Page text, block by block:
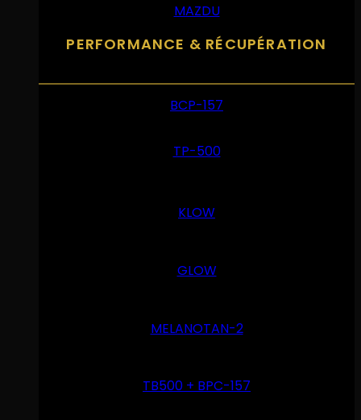
MAZDU
PERFORMANCE & RÉCUPÉRATION
BCP-157
TP-500
KLOW
GLOW
MELANOTAN-2
TB500 + BPC-157